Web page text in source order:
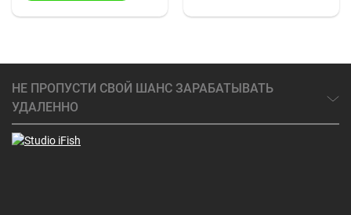
НЕ ПРОПУСТИ СВОЙ ШАНС ЗАРАБАТЫВАТЬ
УДАЛЕННО